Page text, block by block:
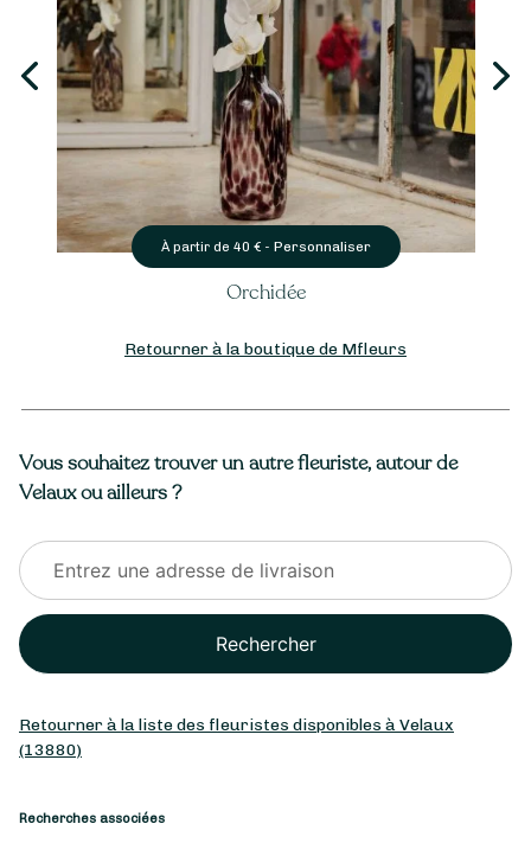
À partir de 40 € - Personnaliser
Orchidée
Retourner à la boutique de Mfleurs
Vous souhaitez trouver un autre fleuriste, autour de
Velaux ou ailleurs ?
Rechercher
Retourner à la liste des fleuristes disponibles à Velaux
(13880)
Recherches associées